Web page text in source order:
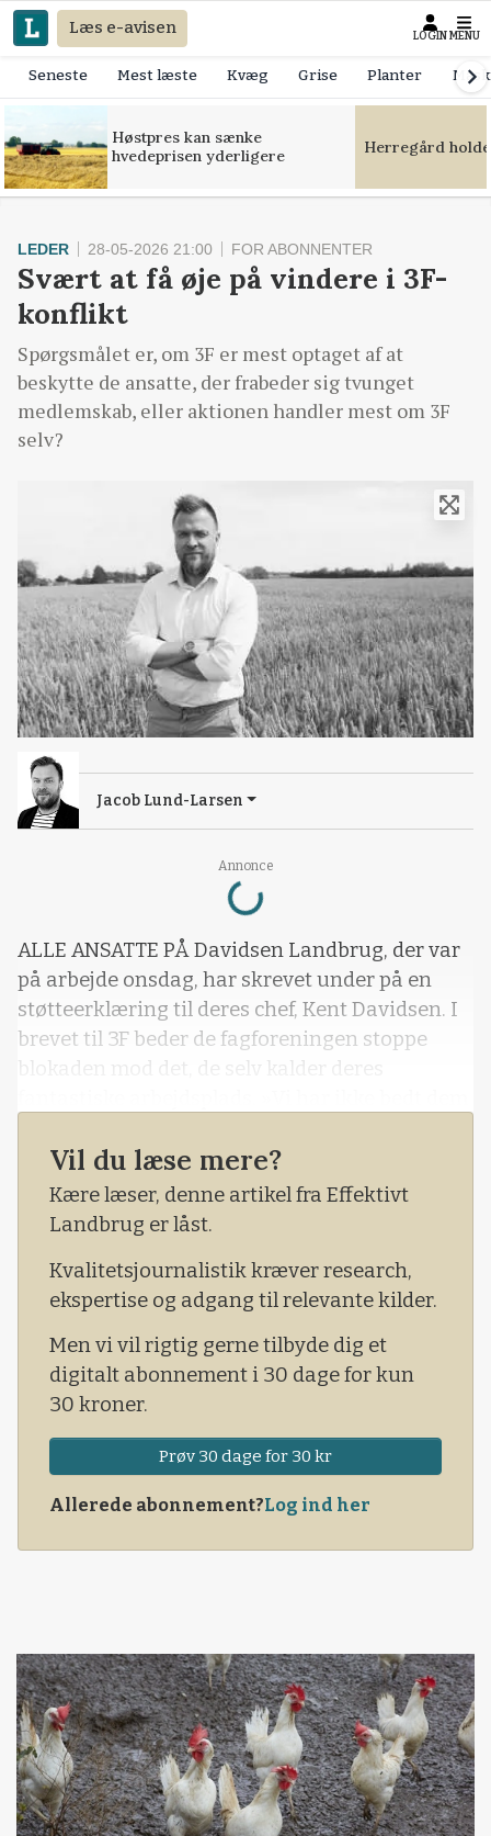
Læs e-avisen LOGIN MENU
Seneste Mest læste Kvæg Grise Planter
Høstpres kan sænke
hvedeprisen yderligere
Herregård
Annonce
Loading...
LEDER 28-05-2026 21:00 FOR ABONNENTER
Svært at få øje på vindere i 3F-
konflikt
Spørgsmålet er, om 3F er mest optaget af at
beskytte de ansatte, der frabeder sig tvunget
medlemskab, eller aktionen handler mest om 3F
selv?
Jacob Lund-Larsen
ALLE ANSATTE PÅ Davidsen Landbrug, der var
på arbejde onsdag, har skrevet under på en
støtteerklæring til deres chef, Kent Davidsen. I
brevet til 3F beder de fagforeningen stoppe
blokaden mod det, de selv kalder deres
sig i vores arbejdsplads, når vi ikke har noget at
klage over og er tilfredse med den
overenskomst, vi allerede har, og de forhold vi
Vil du læse mere?
Kære læser, denne artikel fra Effektivt
Landbrug er låst.
Kvalitetsjournalistik kræver research,
ekspertise og adgang til relevante kilder.
Men vi vil rigtig gerne tilbyde dig et
digitalt abonnement i 30 dage for kun
30 kroner.
Prøv 30 dage for 30 kr
Allerede abonnement?Log ind her